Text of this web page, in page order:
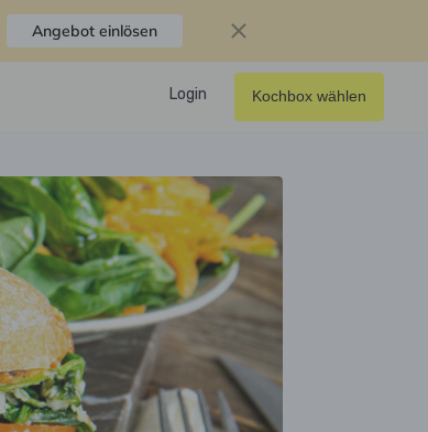
Angebot einlösen
Login Kochbox wählen